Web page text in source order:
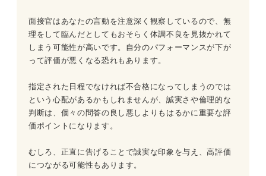
面接官はあなたの言動を注意深く観察しているので、無
理をして臨んだとしてもおそらく体調不良を見抜かれて
しまう可能性が高いです。自分のパフォーマンスが下が
って評価が悪くなる恐れもあります。
指定された日程でなければ不合格になってしまうのでは
という心配があるかもしれませんが、誠実さや倫理的な
判断は、個々の問答の良し悪しよりもはるかに重要な評
価ポイントになります。
むしろ、正直に告げることで誠実な印象を与え、高評価
につながる可能性もあります。